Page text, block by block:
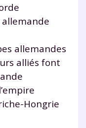
allemandes
alliés font
Hongrie
adresse e-mail. En
par SEJER, sous
vous donner
24h. Pour en
personnelles et